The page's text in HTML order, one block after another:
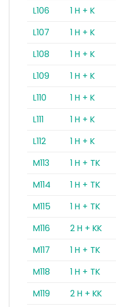
L106
1 H + K
L107
1 H + K
L108
1 H + K
L109
1 H + K
L110
1 H + K
L111
1 H + K
L112
1 H + K
M113
1 H + TK
M114
1 H + TK
M115
1 H + TK
M116
2 H + KK
M117
1 H + TK
M118
1 H + TK
M119
2 H + KK